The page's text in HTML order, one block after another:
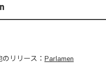
のリリース： Parlamen